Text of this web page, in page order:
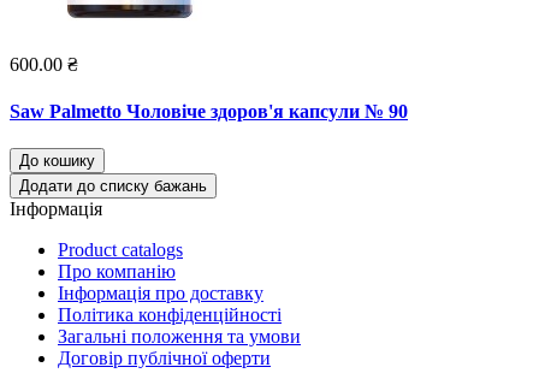
600.00 ₴
Saw Palmetto Чоловіче здоров'я капсули № 90
До кошику
Додати до списку бажань
Інформація
Product catalogs
Про компанію
Інформація про доставку
Політика конфіденційності
Загальні положення та умови
Договір публічної оферти